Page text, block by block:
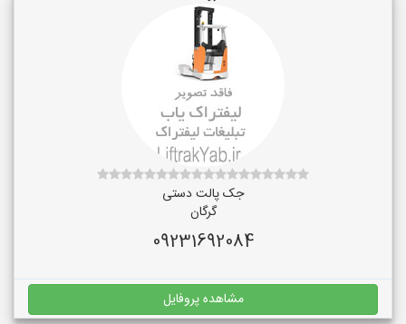
جک پالت دستی
گرگان
09231692084
مشاهده پروفایل